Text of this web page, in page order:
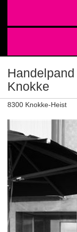
Knokke
8300 Knokke-Heist